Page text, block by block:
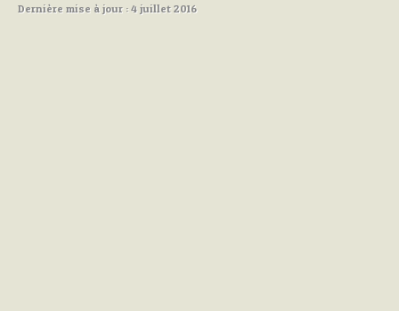
Dernière mise à jour : 4 juillet 2016